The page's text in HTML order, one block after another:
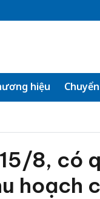
hiệu
8, có
hoạch